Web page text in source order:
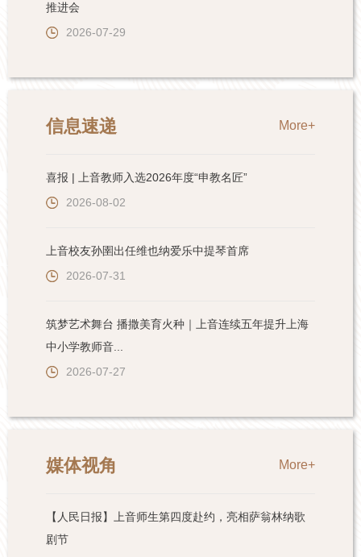
推进会
2026-07-29
信息速递 More+
喜报 | 上音教师入选2026年度“申教名匠”
2026-08-02
上音校友孙圉出任维也纳爱乐中提琴首席
2026-07-31
筑梦艺术舞台 播撒美育火种｜上音连续五年提升上海
中小学教师音...
2026-07-27
媒体视角 More+
【人民日报】上音师生第四度赴约，亮相萨翁林纳歌
剧节